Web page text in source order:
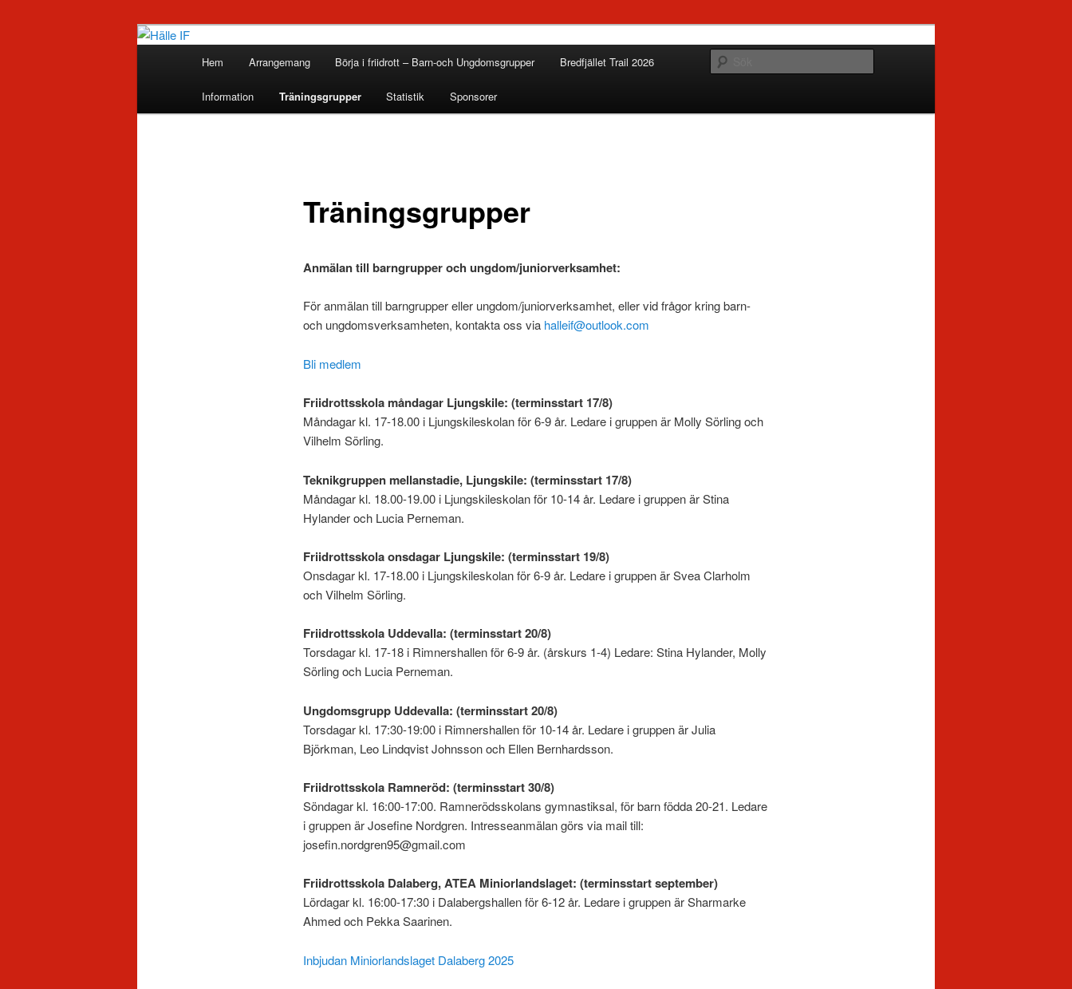
Hälle IF
Hoppa
till
Hem Arrangemang Börja i friidrott – Barn-och Ungdomsgrupper Bredfjället Trail 2026
Information Träningsgrupper Statistik Sponsorer
Träningsgrupper
Anmälan till barngrupper och ungdom/juniorverksamhet:
För anmälan till barngrupper eller ungdom/juniorverksamhet, eller vid frågor kring barn-
och ungdomsverksamheten, kontakta oss via halleif@outlook.com
Bli medlem
Friidrottsskola måndagar Ljungskile: (terminsstart 17/8)
Måndagar kl. 17-18.00 i Ljungskileskolan för 6-9 år. Ledare i gruppen är Molly Sörling och
Vilhelm Sörling.
Teknikgruppen mellanstadie, Ljungskile: (terminsstart 17/8)
Måndagar kl. 18.00-19.00 i Ljungskileskolan för 10-14 år. Ledare i gruppen är Stina
Hylander och Lucia Perneman.
Friidrottsskola onsdagar Ljungskile: (terminsstart 19/8)
Onsdagar kl. 17-18.00 i Ljungskileskolan för 6-9 år. Ledare i gruppen är Svea Clarholm
och Vilhelm Sörling.
Friidrottsskola Uddevalla: (terminsstart 20/8)
Torsdagar kl. 17-18 i Rimnershallen för 6-9 år. (årskurs 1-4) Ledare: Stina Hylander, Molly
Sörling och Lucia Perneman.
Ungdomsgrupp Uddevalla: (terminsstart 20/8)
Torsdagar kl. 17:30-19:00 i Rimnershallen för 10-14 år. Ledare i gruppen är Julia
Björkman, Leo Lindqvist Johnsson och Ellen Bernhardsson.
Friidrottsskola Ramneröd: (terminsstart 30/8)
Söndagar kl. 16:00-17:00. Ramnerödsskolans gymnastiksal, för barn födda 20-21. Ledare
i gruppen är Josefine Nordgren. Intresseanmälan görs via mail till:
josefin.nordgren95@gmail.com
Friidrottsskola Dalaberg, ATEA Miniorlandslaget: (terminsstart september)
Lördagar kl. 16:00-17:30 i Dalabergshallen för 6-12 år. Ledare i gruppen är Sharmarke
Ahmed och Pekka Saarinen.
Inbjudan Miniorlandslaget Dalaberg 2025